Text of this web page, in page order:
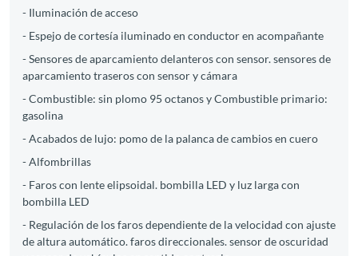
- Iluminación de acceso
- Espejo de cortesía iluminado en conductor en acompañante
- Sensores de aparcamiento delanteros con sensor. sensores de
aparcamiento traseros con sensor y cámara
- Combustible: sin plomo 95 octanos y Combustible primario:
gasolina
- Acabados de lujo: pomo de la palanca de cambios en cuero
- Alfombrillas
- Faros con lente elipsoidal. bombilla LED y luz larga con
bombilla LED
- Regulación de los faros dependiente de la velocidad con ajuste
de altura automático. faros direccionales. sensor de oscuridad